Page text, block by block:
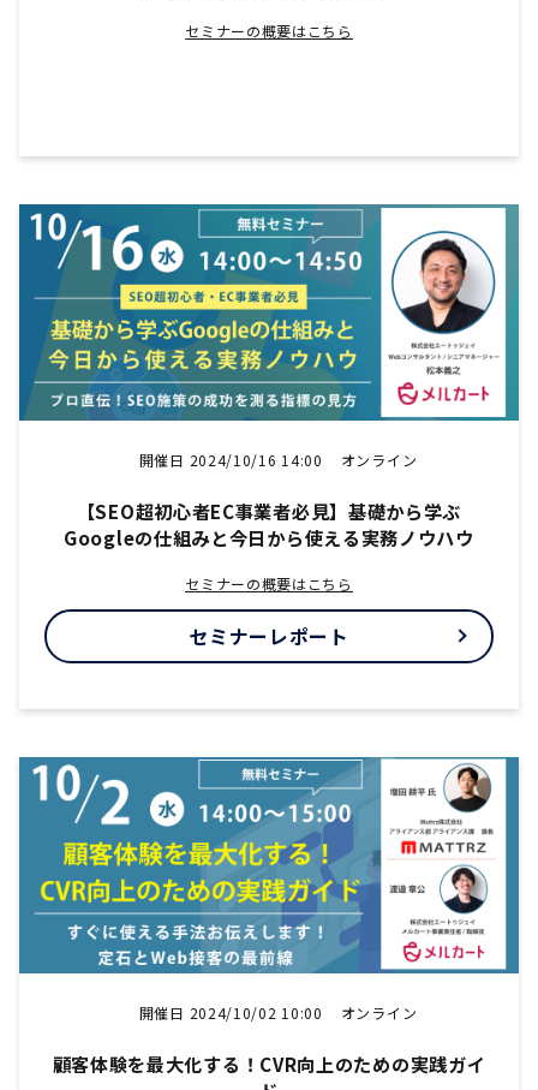
セミナーの概要はこちら
開催日 2024/10/16 14:00 オンライン
【SEO超初心者EC事業者必見】基礎から学ぶ
Googleの仕組みと今日から使える実務ノウハウ
セミナーの概要はこちら
セミナーレポート
開催日 2024/10/02 10:00 オンライン
顧客体験を最大化する！CVR向上のための実践ガイ